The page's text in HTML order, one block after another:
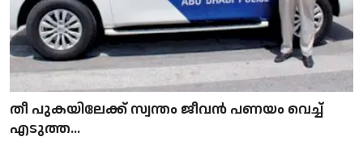
​​​​​​​തീ പുകയിലേക്ക് സ്വന്തം ജീവന്‍ പണയം വെച്ച്
എടുത്ത...